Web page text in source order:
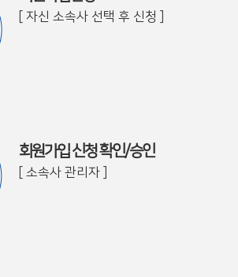
[ 자신 소속사 선택 후 신청 ]
회원가입 신청 확인/승인
[ 소속사 관리자 ]